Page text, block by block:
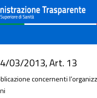
03/2013, Art. 13
concernenti